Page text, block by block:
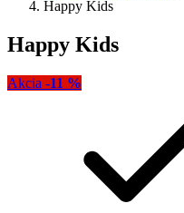
Happy Kids
Happy Kids
Akcia -11 %